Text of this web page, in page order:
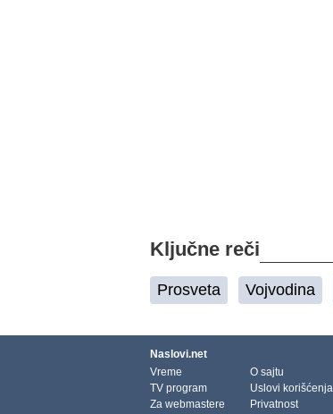
Ključne reči
Prosveta Vojvodina
Naslovi.net
Vreme
TV program
Za webmastere
O sajtu
Uslovi korišćenja
Privatnost